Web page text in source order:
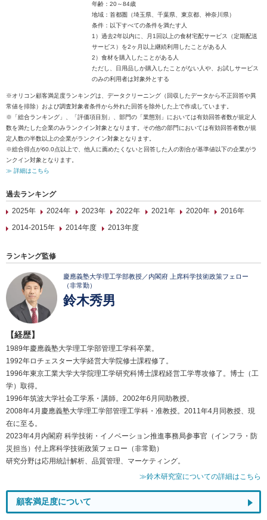
年齢：20～84歳
地域：首都圏（埼玉県、千葉県、東京都、神奈川県）
条件：以下すべての条件を満たす人
1）過去2年以内に、月1回以上の食材宅配サービス（定期配送
サービス）を2ヶ月以上継続利用したことがある人
2）食材を購入したことがある人
ただし、日用品しか購入したことがない人や、お試しサービス
のみの利用者は対象外とする
※オリコン顧客満足度ランキングは、データクリーニング（回収したデータから不正回答や異
常値を排除）および調査対象者条件から外れた回答を除外した上で作成しています。
※「総合ランキング」、「評価項目別」、部門の「業態別」においては有効回答者数が規定人
数を満たした企業のみランクイン対象となります。その他の部門においては有効回答者数が規
定人数の半数以上の企業がランクイン対象となります。
※総合得点が60.0点以上で、他人に薦めたくないと回答した人の割合が基準値以下の企業がラ
ンクイン対象となります。
≫ 詳細はこちら
過去ランキング
2025年
2024年 2023年 2022年 2021年 2020年
2016年
2014-2015年
2014年度 2013年度
ランキング監修
慶應義塾大学理工学部教授／内閣府 上席科学技術政策フェロー
（非常勤）
鈴木秀男
【経歴】
1989年慶應義塾大学理工学部管理工学科卒業。
1992年ロチェスター大学経営大学院修士課程修了。
1996年東京工業大学大学院理工学研究科博士課程経営工学専攻修了。博士（工
学）取得。
1996年筑波大学社会工学系・講師。2002年6月同助教授。
2008年4月慶應義塾大学理工学部管理工学科・准教授。2011年4月同教授、現
在に至る。
2023年4月内閣府 科学技術・イノベーション推進事務局参事官（インフラ・防
災担当）付上席科学技術政策フェロー（非常勤）
研究分野は応用統計解析、品質管理、マーケティング。
≫鈴木研究室についての詳細はこちら
顧客満足度について